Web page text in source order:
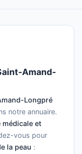
Amand-
Longpré
notre annuaire.
et
vous pour
la peau :